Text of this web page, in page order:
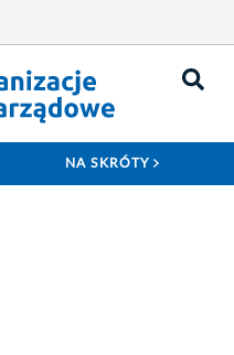
NA SKRÓTY